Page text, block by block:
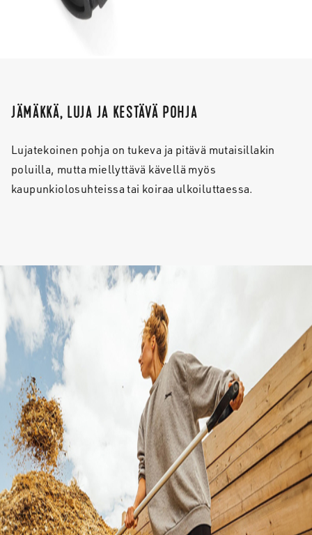
JÄMÄKKÄ, LUJA JA KESTÄVÄ POHJA
Lujatekoinen pohja on tukeva ja pitävä mutaisillakin
poluilla, mutta miellyttävä kävellä myös
kaupunkiolosuhteissa tai koiraa ulkoiluttaessa.